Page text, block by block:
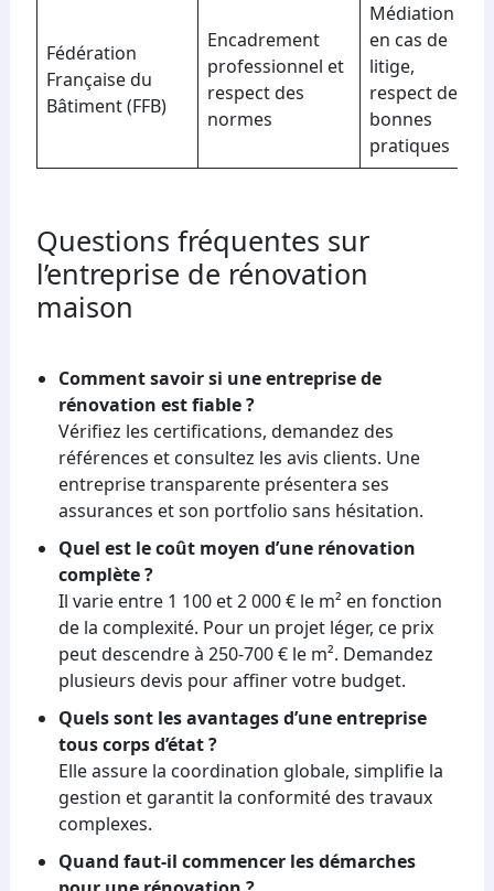
Fédération
Française du
Bâtiment (FFB)
Encadrement
professionnel et
respect des
normes
Médiation
en cas de
litige,
respect des
bonnes
pratiques
Questions fréquentes sur
l’entreprise de rénovation
maison
Comment savoir si une entreprise de
rénovation est fiable ?
Vérifiez les certifications, demandez des
références et consultez les avis clients. Une
entreprise transparente présentera ses
assurances et son portfolio sans hésitation.
Quel est le coût moyen d’une rénovation
complète ?
Il varie entre 1 100 et 2 000 € le m² en fonction
de la complexité. Pour un projet léger, ce prix
peut descendre à 250-700 € le m². Demandez
plusieurs devis pour affiner votre budget.
Quels sont les avantages d’une entreprise
tous corps d’état ?
Elle assure la coordination globale, simplifie la
gestion et garantit la conformité des travaux
complexes.
Quand faut-il commencer les démarches